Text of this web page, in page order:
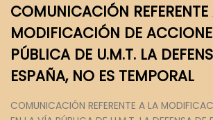
COMUNICACIÓN
MODIFICACIÓN DE
PÚBLICA DE U.M.T. LA
ESPAÑA, NO ES TEMPORAL
COMUNICACIÓN REFERENTE A LA